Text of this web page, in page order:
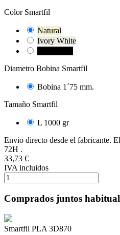
Color Smartfil
Natural
Ivory White
Diametro Bobina Smartfil
Bobina 1´75 mm.
Tamaño Smartfil
L 1000 gr
Envio directo desde el fabricante.
72H .
33,73 €
IVA incluidos
Comprados juntos
Smartfil PLA 3D870